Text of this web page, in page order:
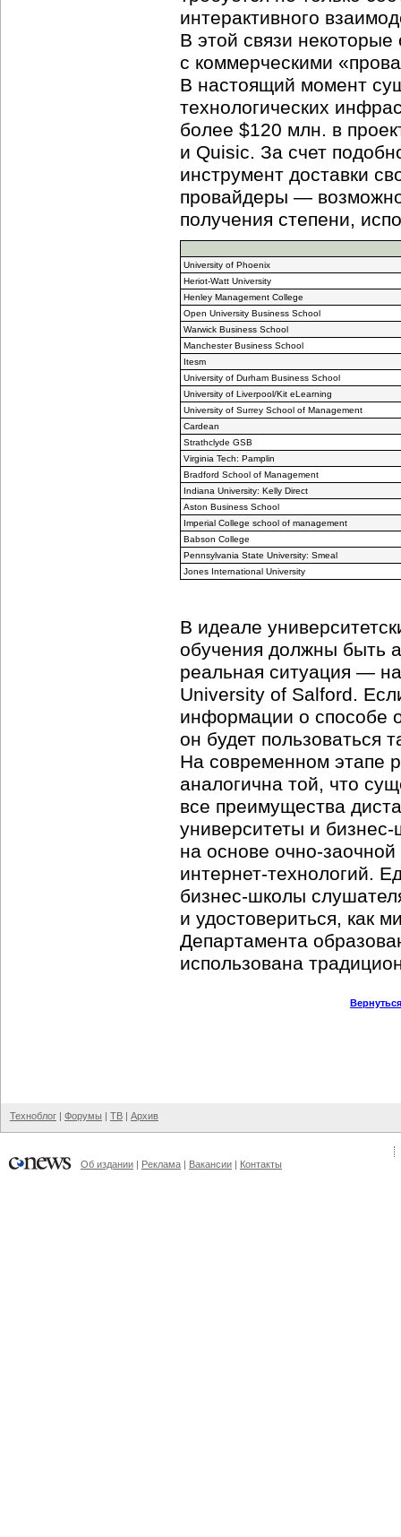
интерактивного
В этой связи
с коммерческими
В настоящий момент
технологических
более $120 млн. в
и Quisic. За счет
инструмент доставки
провайдеры —
получения степени,
University of Phoenix
Heriot-Watt University
Henley Management College
Open University Business School
Warwick Business School
Manchester Business School
Itesm
University of Durham Business School
University of Liverpool/Kit eLearning
University of Surrey School of Management
Cardean
Strathclyde GSB
Virginia Tech: Pamplin
Bradford School of Management
Indiana University: Kelly Direct
Aston Business School
Imperial College school of management
Babson College
Pennsylvania State University: Smeal
Jones International University
В идеале
обучения должны быть
реальная ситуация —
University of Salford.
информации о способе
он будет пользоваться
На современном этапе
аналогична той, что
все преимущества
университеты и
на основе очно-заочной
интернет-технологий.
бизнес-школы
и удостовериться, как
Департамента
использована
Техноблог | Форумы | ТВ | Архив
Об издании | Реклама | Вакансии | Контакты